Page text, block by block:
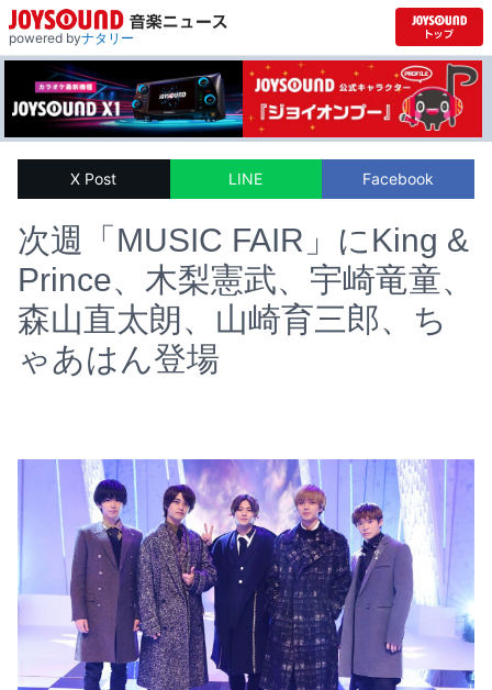
powered byナタリー
X Post LINE Facebook
次週「MUSIC FAIR」にKing &
Prince、木梨憲武、宇崎竜童、
森山直太朗、山崎育三郎、ち
ゃあはん登場